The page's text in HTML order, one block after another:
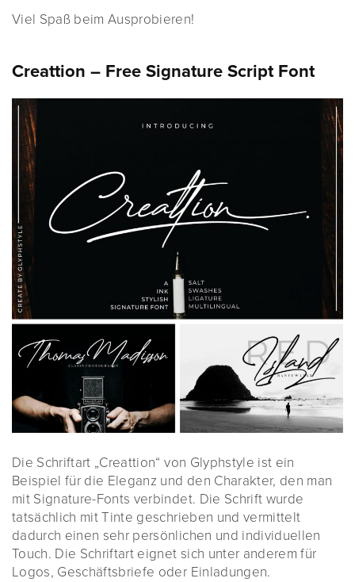
Viel Spaß beim Ausprobieren!
Creattion – Free Signature Script Font
Die Schriftart „Creattion“ von Glyphstyle ist ein
Beispiel für die Eleganz und den Charakter, den man
mit Signature-Fonts verbindet. Die Schrift wurde
tatsächlich mit Tinte geschrieben und vermittelt
dadurch einen sehr persönlichen und individuellen
Touch. Die Schriftart eignet sich unter anderem für
Logos, Geschäftsbriefe oder Einladungen.